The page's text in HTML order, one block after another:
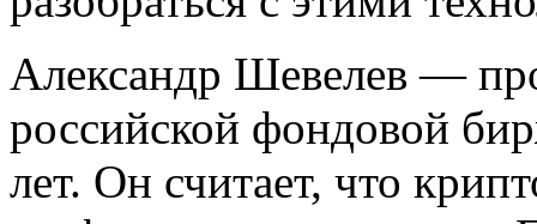
Александр Шевелев —
российской фондовой
лет. Он считает, что